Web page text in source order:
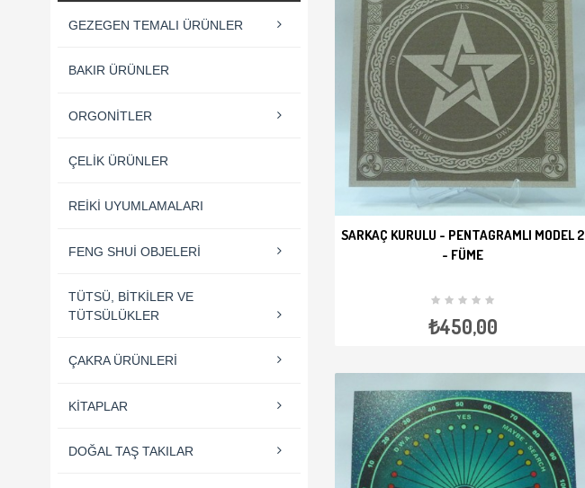
GEZEGEN TEMALI ÜRÜNLER
BAKIR ÜRÜNLER
ORGONITLER
ÇELIK ÜRÜNLER
REIKI UYUMLAMALARI
FENG SHUI OBJELERI
TÜTSÜ, BITKILER VE
TÜTSÜLÜKLER
ÇAKRA ÜRÜNLERI
KITAPLAR
DOĞAL TAŞ TAKILAR
SARKAÇ KURULU - PENTAGRAMLI MODEL 2
- FÜME
₺450,00